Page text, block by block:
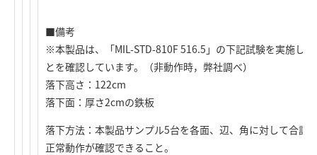
■備考
※本製品は、「MIL-STD-810F 516.5」の下記試験を実施し
とを確認しています。（非動作時，弊社調べ）
落下高さ：122cm
落下面：厚さ2cmの鉄板
落下方法：本製品サンプル5台を各面、辺、角に対して合計
正常動作が確認できること。